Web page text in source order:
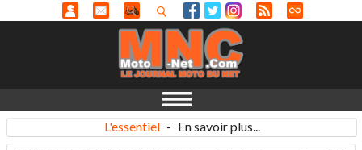
L'essentiel - En savoir plus...